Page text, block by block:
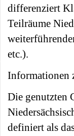
differenziert
Teilräume
etc.).
Informationen
Die genutzten
definiert als